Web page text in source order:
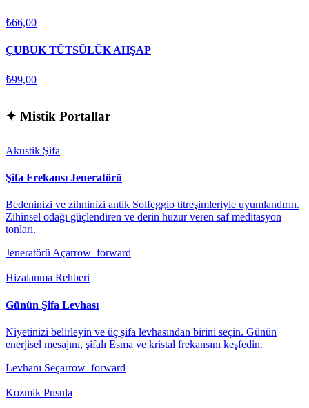
₺66,00
ÇUBUK TÜTSÜLÜK AHŞAP
₺99,00
✦ Mistik Portallar
Akustik Şifa
Şifa Frekansı Jeneratörü
Bedeninizi ve zihninizi antik Solfeggio titreşimleriyle uyumlandırın.
Zihinsel odağı güçlendiren ve derin huzur veren saf meditasyon
tonları.
Jeneratörü Açarrow_forward
Hizalanma Rehberi
Günün Şifa Levhası
Niyetinizi belirleyin ve üç şifa levhasından birini seçin. Günün
enerjisel mesajını, şifalı Esma ve kristal frekansını keşfedin.
Levhanı Seçarrow_forward
Kozmik Pusula